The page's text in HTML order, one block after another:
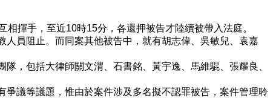
揮手，至近10時15分，各還押被告才陸續被帶入法庭。
人員阻止。而同案其他被告中，就有胡志偉、吳敏兒、袁嘉
，包括大律師關文渭、石書銘、黃宇逸、馬維騉、張耀良、
議等議題，惟由於案件涉及多名擬不認罪被告，案件管理聆